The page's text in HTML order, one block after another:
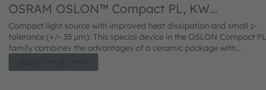
OSRAM OSLON™ Compact PL, KW
CWLNM3.T1
Compact light source with improved heat dissipation and small z-
tolerance (+/- 35 µm). This special device in the OSLON Compact PL
family combines the advantages of a ceramic package with